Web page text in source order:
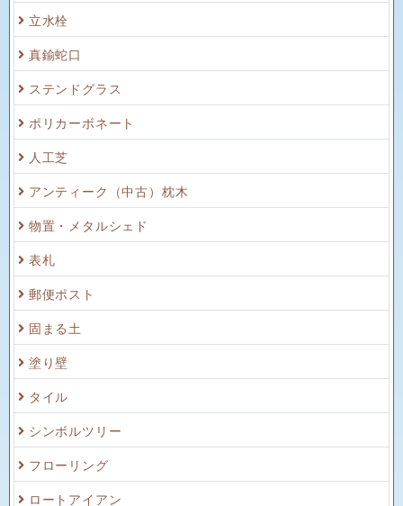
立水栓
真鍮蛇口
ステンドグラス
ポリカーボネート
人工芝
アンティーク（中古）枕木
物置・メタルシェド
表札
郵便ポスト
固まる土
塗り壁
タイル
シンボルツリー
フローリング
ロートアイアン